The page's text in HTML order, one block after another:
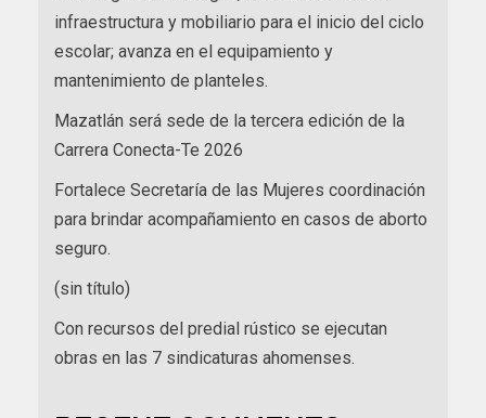
infraestructura y mobiliario para el inicio del ciclo
escolar; avanza en el equipamiento y
mantenimiento de planteles.
Mazatlán será sede de la tercera edición de la
Carrera Conecta-Te 2026
Fortalece Secretaría de las Mujeres coordinación
para brindar acompañamiento en casos de aborto
seguro.
(sin título)
Con recursos del predial rústico se ejecutan
obras en las 7 sindicaturas ahomenses.